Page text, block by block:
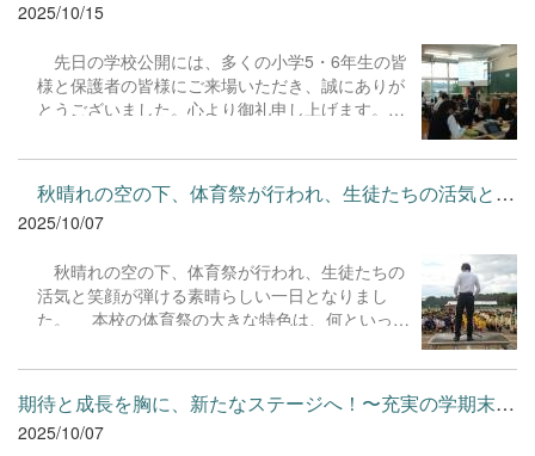
期待しています。 ご多忙の中、貴重なご指導
げます。
2025/10/15
先日の学校公開には、多くの小学5・6年生の皆
様と保護者の皆様にご来場いただき、誠にありが
とうございました。心より御礼申し上げます。
や、生徒たちが生き生きと議論を交わす授業の様
子をご覧いただけたことと思います。特に、体育
館で行った生徒による学習成果の発表では、テー
マ設定から資料作成、プレゼンテーションに至る
じていただけたのではないでしょうか。 本校が
大切にしているのは、知識の習得にとどまらない
「人間力の育成」です。廊下ですれ違う生徒たち
剣な眼差し、そして生徒と教員との距離の近さか
ら生まれる、本校の温かな「空気」を感じ取って
いただけたなら幸いです。 皆様とお子様が、夢
に向かって歩むための最適な学び舎を見つけられ
秋晴れの空の下、体育祭が行われ、生徒たちの活気と笑顔が弾け...
2025/10/07
秋晴れの空の下、体育祭が行われ、生徒たちの
活気と笑顔が弾ける素晴らしい一日となりまし
た。 本校の体育祭の大きな特色は、何といって
技と応援に取り組む点です。学年別対抗戦はもち
ろんのこと、綱引きやリレーといった全体種目の
随所に、年齢を超えた協力と交流の姿が見られま
した。競技では、後期生が前期生に競技のコツを
期待と成長を胸に、新たなステージへ！〜充実の学期末を終えて〜 ...
2025/10/07